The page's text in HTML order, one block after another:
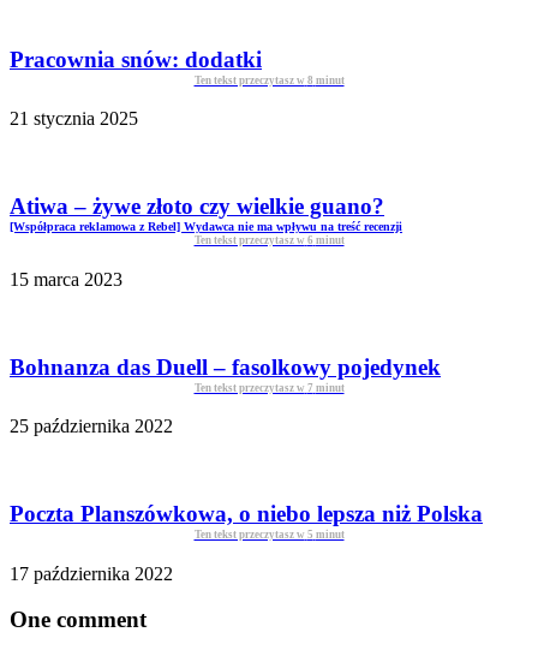
Pracownia snów: dodatki
Ten tekst przeczytasz w 8 minut
21 stycznia 2025
Atiwa – żywe złoto czy wielkie guano?
[Współpraca reklamowa z Rebel] Wydawca nie ma wpływu na treść recenzji
Ten tekst przeczytasz w 6 minut
15 marca 2023
Bohnanza das Duell – fasolkowy pojedynek
Ten tekst przeczytasz w 7 minut
25 października 2022
Poczta Planszówkowa, o niebo lepsza niż Polska
Ten tekst przeczytasz w 5 minut
17 października 2022
One comment